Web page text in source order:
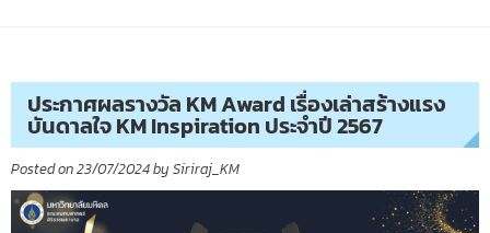
ประกาศผลรางวัล KM Award เรื่องเล่าสร้างแรง
บันดาลใจ KM Inspiration ประจำปี 2567
Posted on23/07/2024by Siriraj_KM